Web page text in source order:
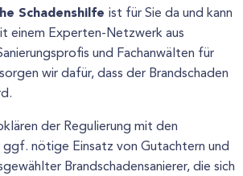
Schadenshilfe ist für Sie da und kann
einem Experten-Netzwerk aus
und Fachanwälten für
wir dafür, dass der Brandschaden
der Regulierung mit den
ggf. nötige Einsatz von Gutachtern und
Brandschadensanierer, die sich